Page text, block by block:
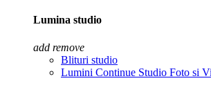
Lumina studio
add remove
Blituri studio
Lumini Continue Studio Foto si